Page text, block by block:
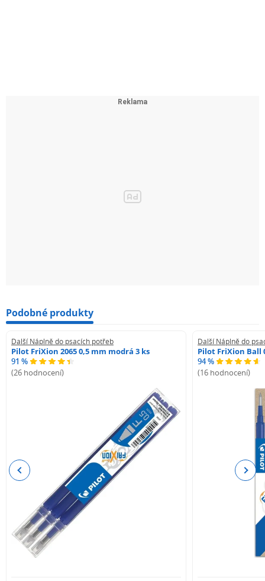
Podobné produkty
Další Náplně do psacích potřeb
Pilot FriXion 2065 0,5 mm modrá 3 ks
91 %
(26 hodnocení)
Další Náplně do
Pilot FriXion Ball
94 %
(16 hodnocení)
Previous Next